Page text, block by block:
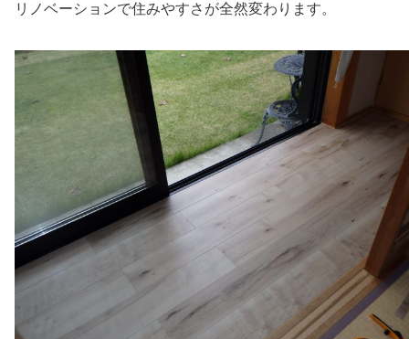
リノベーションで住みやすさが全然変わります。